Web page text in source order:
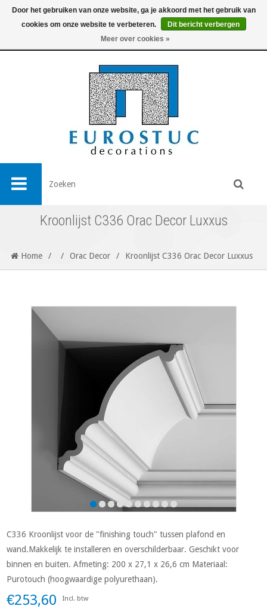
0
Kroonlijst C336 Orac Decor Luxxus
Home / / Orac Decor / Kroonlijst C336 Orac Decor Luxxus
C336 Kroonlijst voor de "finishing touch" tussen plafond en
wand.Makkelijk te installeren en overschilderbaar. Geschikt voor
binnen en buiten. Afmeting: 200 x 27,1 x 26,6 cm Materiaal:
Purotouch (hoogwaardige polyurethaan).
€253,60 Incl. btw
Door het gebruiken van onze website, ga je akkoord met het gebruik van
cookies om onze website te verbeteren.
Dit bericht verbergen
Meer over cookies »